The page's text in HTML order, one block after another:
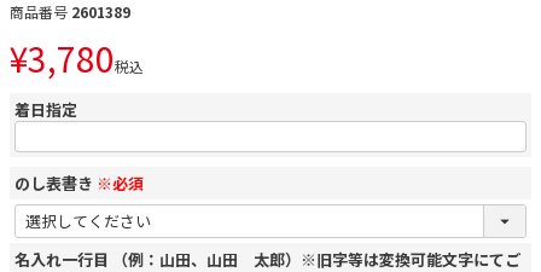
商品番号 2601389
¥3,780税込
着日指定
のし表書き ※必須
名入れ一行目 （例：山田、山田 太郎）※旧字等は変換可能文字にてご